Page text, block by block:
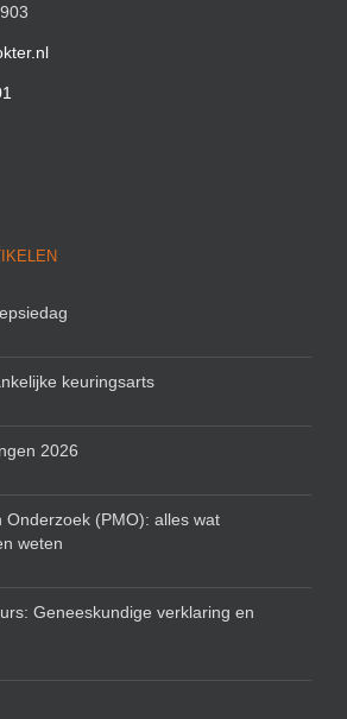
keuringsarts
2026
Onderzoek (PMO): alles wat
weten
Geneeskundige verklaring en